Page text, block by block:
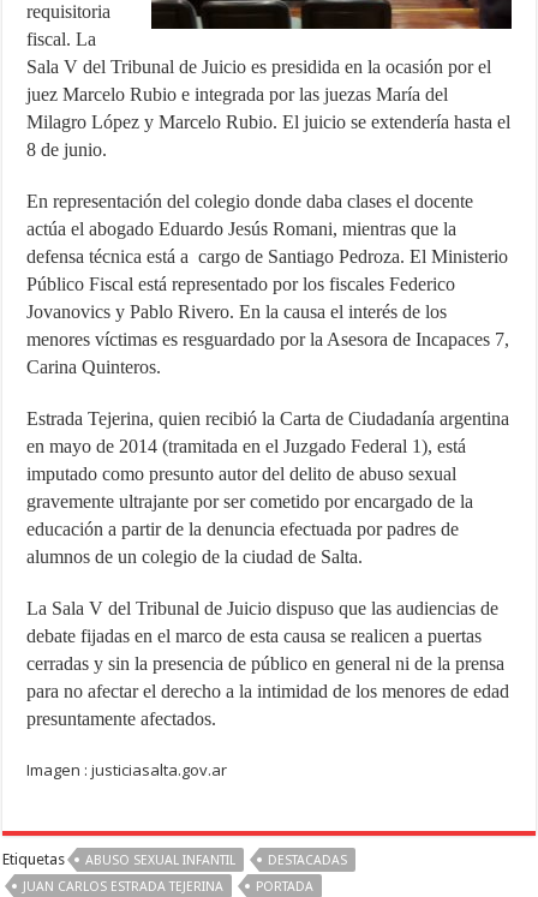
requisitoria
fiscal. La
Sala V del Tribunal de Juicio es presidida en la ocasión por el
juez Marcelo Rubio e integrada por las juezas María del
Milagro López y Marcelo Rubio. El juicio se extendería hasta el
8 de junio.
En representación del colegio donde daba clases el docente
actúa el abogado Eduardo Jesús Romani, mientras que la
defensa técnica está a cargo de Santiago Pedroza. El Ministerio
Público Fiscal está representado por los fiscales Federico
Jovanovics y Pablo Rivero. En la causa el interés de los
menores víctimas es resguardado por la Asesora de Incapaces 7,
Carina Quinteros.
Estrada Tejerina, quien recibió la Carta de Ciudadanía argentina
en mayo de 2014 (tramitada en el Juzgado Federal 1), está
imputado como presunto autor del delito de abuso sexual
gravemente ultrajante por ser cometido por encargado de la
educación a partir de la denuncia efectuada por padres de
alumnos de un colegio de la ciudad de Salta.
La Sala V del Tribunal de Juicio dispuso que las audiencias de
debate fijadas en el marco de esta causa se realicen a puertas
cerradas y sin la presencia de público en general ni de la prensa
para no afectar el derecho a la intimidad de los menores de edad
presuntamente afectados.
Imagen : justiciasalta.gov.ar
Etiquetas ABUSO SEXUAL INFANTIL
DESTACADAS
JUAN CARLOS ESTRADA TEJERINA
PORTADA